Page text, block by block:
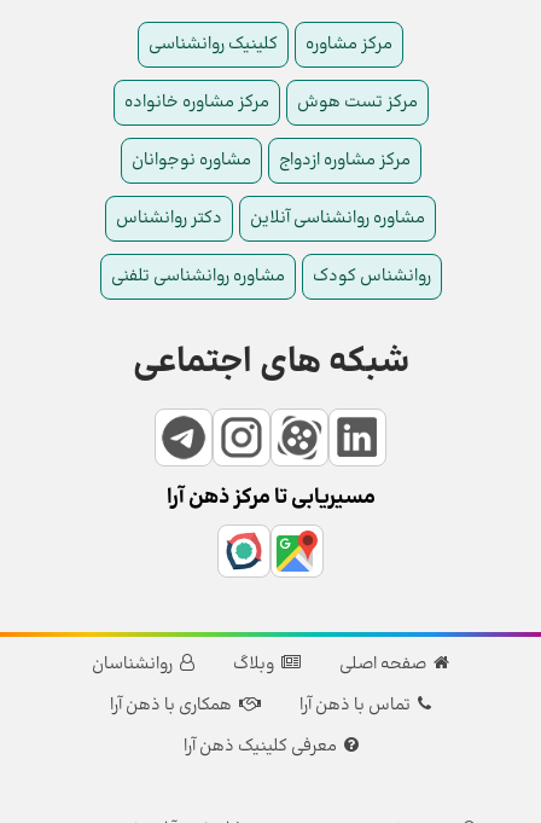
مرکز مشاوره کلینیک روانشناسی
مرکز تست هوش مرکز مشاوره خانواده
مرکز مشاوره ازدواج مشاوره نوجوانان
مشاوره روانشناسی آنلاین دکتر روانشناس
روانشناس کودک مشاوره روانشناسی تلفنی
شبکه های اجتماعی
مسیریابی تا مرکز ذهن آرا
صفحه اصلی وبلاگ
روانشناسان
تماس با ذهن آرا
همکاری با ذهن آرا
معرفی کلینیک ذهن آرا